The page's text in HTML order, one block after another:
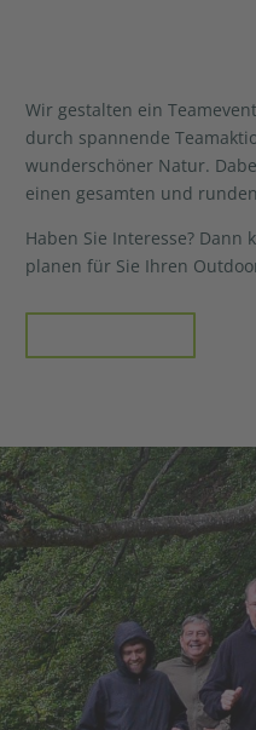
Wir gestalten ein
durch spannende
wunderschöner Natur.
einen gesamten und
Haben Sie Interesse? Dann
planen für Sie Ihren